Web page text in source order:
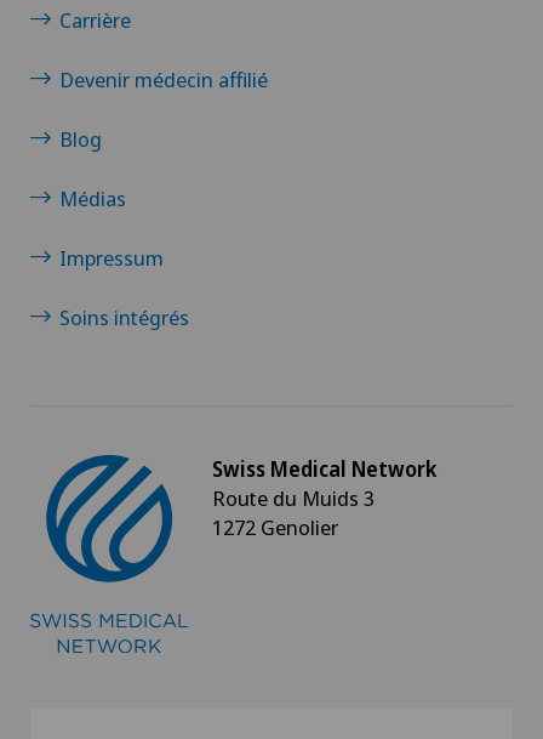
Carrière
Devenir médecin affilié
Blog
Médias
Impressum
Soins intégrés
Swiss Medical Network
Route du Muids 3
1272 Genolier